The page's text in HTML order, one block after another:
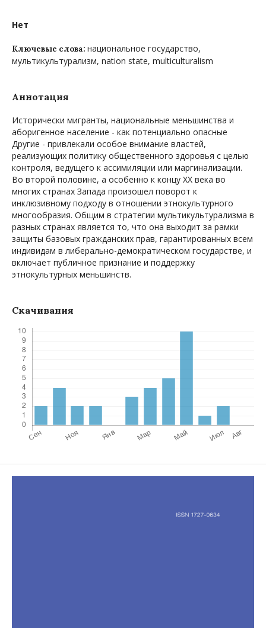
Нет
Ключевые слова: национальное государство,
мультикультурализм, nation state, multiculturalism
Аннотация
Исторически мигранты, национальные меньшинства и
аборигенное население - как потенциально опасные
Другие - привлекали особое внимание властей,
реализующих политику общественного здоровья с целью
контроля, ведущего к ассимиляции или маргинализации.
Во второй половине, а особенно к концу ХХ века во
многих странах Запада произошел поворот к
инклюзивному подходу в отношении этнокультурного
многообразия. Общим в стратегии мультикультурализма в
разных странах является то, что она выходит за рамки
защиты базовых гражданских прав, гарантированных всем
индивидам в либерально-демократическом государстве, и
включает публичное признание и поддержку
этнокультурных меньшинств.
Скачивания